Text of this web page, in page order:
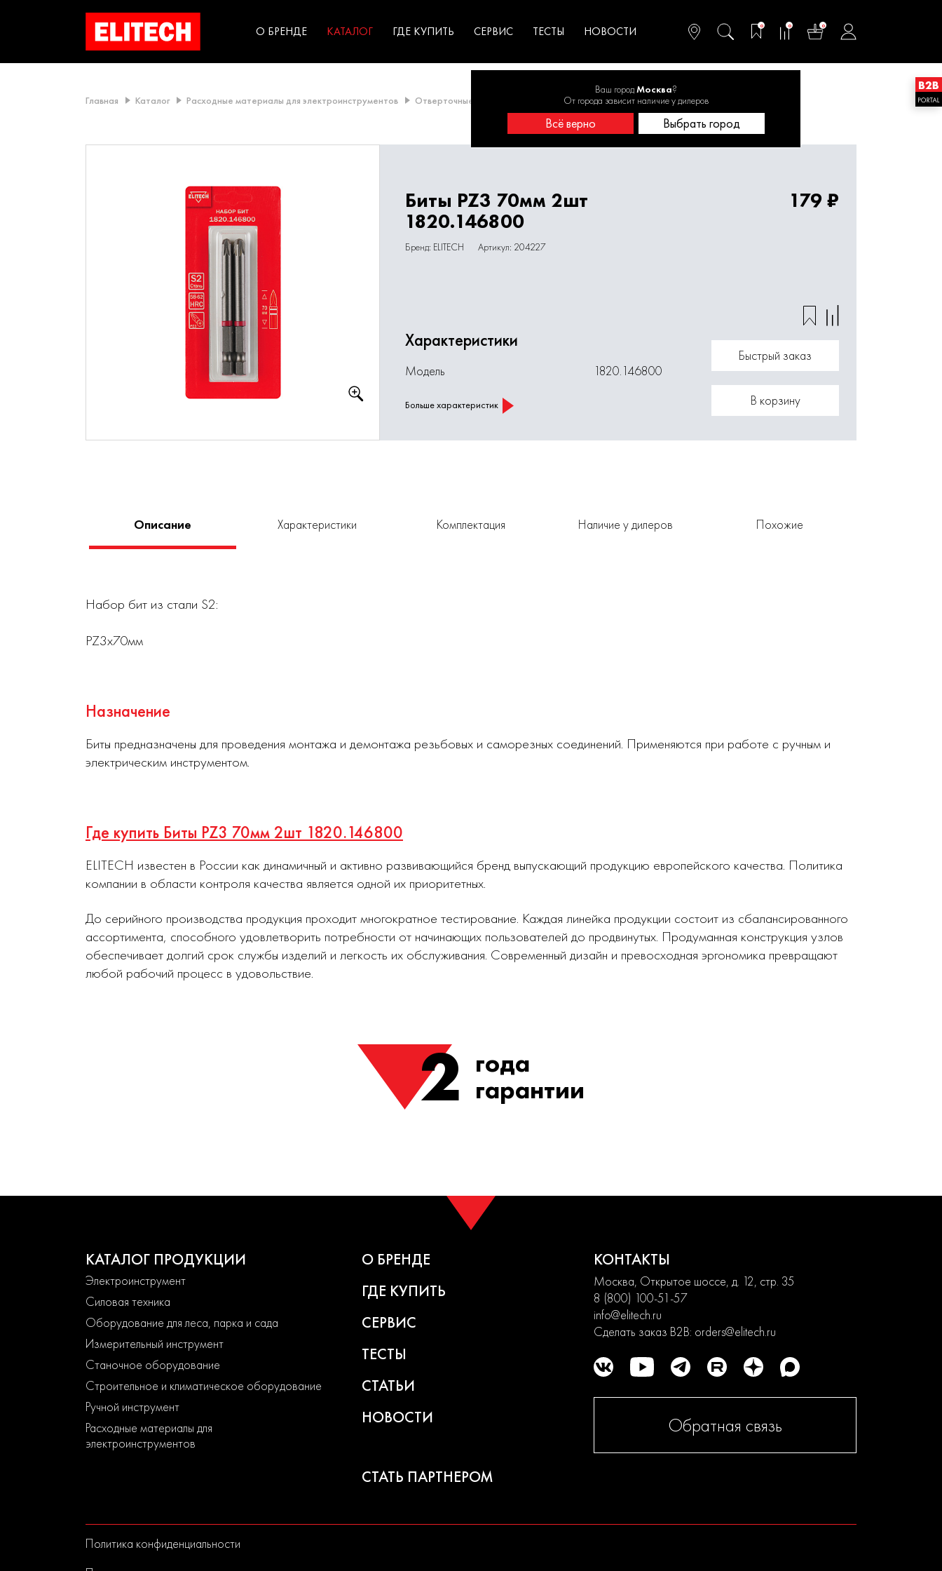
О БРЕНДЕ КАТАЛОГ садоводства
ГДЕ КУПИТЬ СЕРВИС ТЕСТЫ НОВОСТИ 0 0 0
Ваш городМосква?
От города зависит наличие у дилеров
Всё верно Выбрать город
Главная Каталог Расходные материалы для электроинструментов Отверточные насадки Биты PZ3 70мм 2шт 1820.146800
Биты PZ3 70мм 2шт
1820.146800
Бренд: ELITECH Артикул: 204227
179 ₽
Характеристики
Модель 1820.146800
Больше характеристик
Быстрый заказ
В корзину
Описание Характеристики Комплектация Наличие у дилеров Похожие
Набор бит из стали S2:
PZ3х70мм
Назначение
Биты предназначены для проведения монтажа и демонтажа резьбовых и саморезных соединений. Применяются при работе с ручным и
электрическим инструментом.
Где купить Биты PZ3 70мм 2шт 1820.146800
ELITECH известен в России как динамичный и активно развивающийся бренд выпускающий продукцию европейского качества. Политика
компании в области контроля качества является одной их приоритетных.
До серийного производства продукция проходит многократное тестирование. Каждая линейка продукции состоит из сбалансированного
ассортимента, способного удовлетворить потребности от начинающих пользователей до продвинутых. Продуманная конструкция узлов
обеспечивает долгий срок службы изделий и легкость их обслуживания. Современный дизайн и превосходная эргономика превращают
любой рабочий процесс в удовольствие.
2 года
гарантии
КАТАЛОГ ПРОДУКЦИИ
Электроинструмент
Силовая техника
Оборудование для леса, парка и сада
Измерительный инструмент
Станочное оборудование
Строительное и климатическое оборудование
Ручной инструмент
Расходные материалы для
электроинструментов
О БРЕНДЕ
ГДЕ КУПИТЬ
СЕРВИС
ТЕСТЫ
СТАТЬИ
НОВОСТИ
СТАТЬ ПАРТНЕРОМ
КОНТАКТЫ
Москва, Открытое шоссе, д. 12, стр. 35
8 (800) 100-51-57
info@elitech.ru
Сделать заказ B2B: orders@elitech.ru
Обратная связь
Политика конфиденциальности